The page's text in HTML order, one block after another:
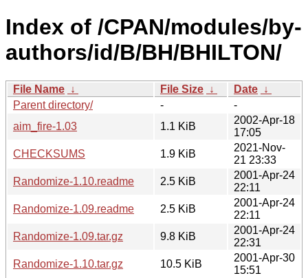
Index of /CPAN/modules/by-
authors/id/B/BH/BHILTON/
File Name ↓ File Size ↓ Date ↓
Parent directory/
-
-
aim_fire-1.03
1.1 KiB
2002-Apr-18
17:05
CHECKSUMS
1.9 KiB
2021-Nov-
21 23:33
Randomize-1.10.readme
2.5 KiB
2001-Apr-24
22:11
Randomize-1.09.readme
2.5 KiB
2001-Apr-24
22:11
Randomize-1.09.tar.gz
9.8 KiB
2001-Apr-24
22:31
Randomize-1.10.tar.gz
10.5 KiB
2001-Apr-30
15:51